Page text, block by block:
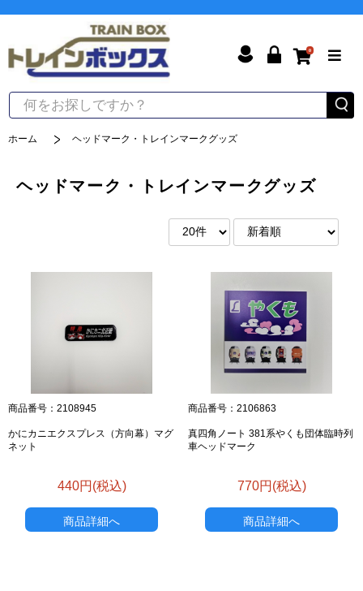
0
ホーム ヘッドマーク・トレインマークグッズ
ヘッドマーク・トレインマークグッズ
商品番号：2108945
かにカニエクスプレス（方向幕）マグ
ネット
440円(税込)
商品詳細へ
商品番号：2106863
真四角ノート 381系やくも団体臨時列
車ヘッドマーク
770円(税込)
商品詳細へ